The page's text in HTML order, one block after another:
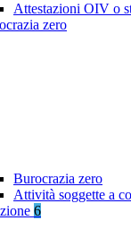
Attestazioni OIV o
zero
Burocrazia zero
Attività soggette a
6